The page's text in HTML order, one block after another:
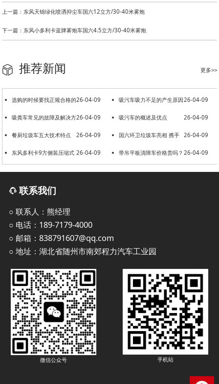
上一篇：东风天锦绿化喷洒抑尘车国六12立方/30-40米雾炮
下一篇：东风小多利卡蓝牌雾炮车国六4.5立方/30-40米雾炮
更多>>
推荐新闻
26-04-09
选购的时候要找正规合格的
洒水车厂家
26-04-09
吸污车吸力不足的产生原因
26-04-09
吸粪车常见的故障及解决方
法
26-04-09
吸污车的概述及优点
26-04-09
餐厨垃圾车五大技术特点 26-04-09
国六环卫垃圾车亮相 携手
共建美好环境
26-04-09
东风多利卡9方侧装压缩式 26-04-09
带吊平板清障车价格贵吗？
联系我们
○ 联系人：熊经理
○ 电话：189-7179-4000
○ 邮箱：838791607@qq.com
○ 地址：湖北省随州市南郊程力汽车工业园
微信公众号 手机站